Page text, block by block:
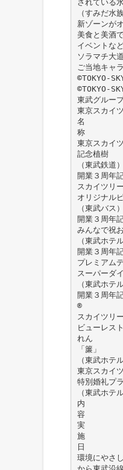
されている
（すみだ水
新ゾーンが
美食と美酒
イベントな
ソラマチ大
ご当地キャ
©TOKYO-
©TOKYO-
東武グルー
東京スカイ
名
称
東京スカイ
記念植樹
（東武鉄道）
開業３周年
スカイツリ
オリジナル
（東武バス）
開業３周年
みんなで祝
（東武ホテ
開業３周年
プレミアム
スーパーダ
（東武ホテ
開業３周年
®
スカイツリー
ビューレス
れん
「簾」
（東武ホテ
東京スカイ
特別婚礼プ
（東武ホテ
内
容
実
施
日
環境にやさ
から東武沿